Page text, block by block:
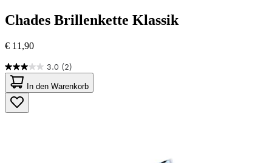
Chades Brillenkette Klassik
€ 11,90
3.0 (2)
3.0
von
5
Sternen.
2
In den Warenkorb